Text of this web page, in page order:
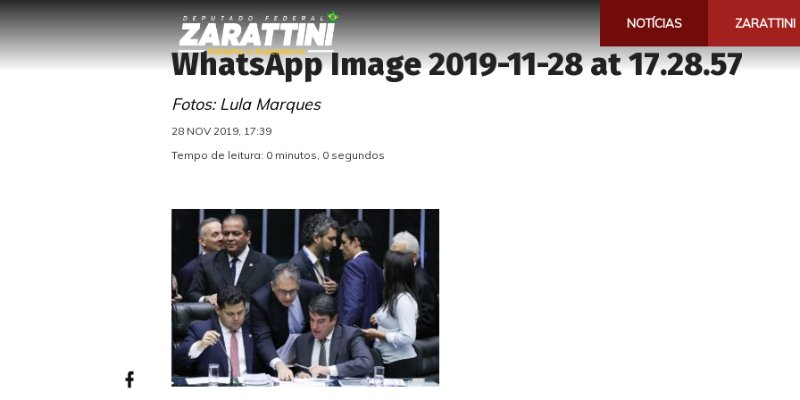
NOTÍCIAS ZARATTINI
WhatsApp Image 2019-11-28 at 17.28.57
Fotos: Lula Marques
28 NOV 2019, 17:39
Tempo de leitura: 0 minutos, 0 segundos